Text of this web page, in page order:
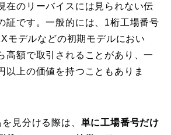
在のリーバイスには見られない伝
証です。一般的には、1桁工場番号
モデルなどの初期モデルにおい
高額で取引されることがあり、一
以上の価値を持つこともありま
見分ける際は、 単に工場番号だけ